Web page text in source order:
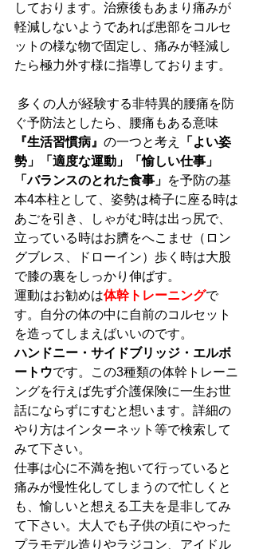
しております。治療後もあまり痛みが
軽減しないようであれば患部をコルセ
ットの様な物で固定し、痛みが軽減し
たら極力外す様に指導しております。
ぐ予防法としたら、腰痛もある意味
『生活習慣病』 の一つと考え
「よい姿
勢」「適度な運動」「愉しい仕事」
「バランスのとれた食事」 を予防の基
本4本柱として、姿勢は椅子に座る時は
あごを引き、しゃがむ時は出っ尻で、
立っている時はお臍をへこませ（ロン
グブレス、ドローイン）歩く時は大股
で膝の裏をしっかり伸ばす。
運動はお勧めは体幹トレーニングで
す。自分の体の中に自前のコルセット
を造ってしまえばいいのです。
ハンドニー・サイドブリッジ・エルボ
ートウです。この3種類の体幹トレーニ
ングを行えば先ず介護保険に一生お世
話にならずにすむと想います。詳細の
やり方はインターネット等で検索して
みて下さい。
仕事は心に不満を抱いて行っていると
痛みが慢性化してしまうので忙しくと
も、愉しいと想える工夫を是非してみ
て下さい。大人でも子供の頃にやった
プラモデル造りやラジコン、アイドル